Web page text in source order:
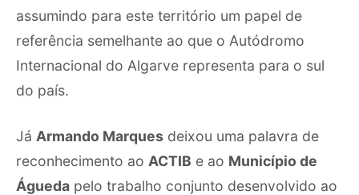
assumindo para este território um papel de
referência semelhante ao que o Autódromo
Internacional do Algarve representa para o sul
do país.
Já Armando Marques deixou uma palavra de
reconhecimento ao ACTIB e ao Município de
Águeda pelo trabalho conjunto desenvolvido ao